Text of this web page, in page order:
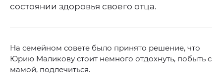
состоянии здоровья своего отца.
На семейном совете было принято решение, что
Юрию Маликову стоит немного отдохнуть, побыть с
мамой, подлечиться.